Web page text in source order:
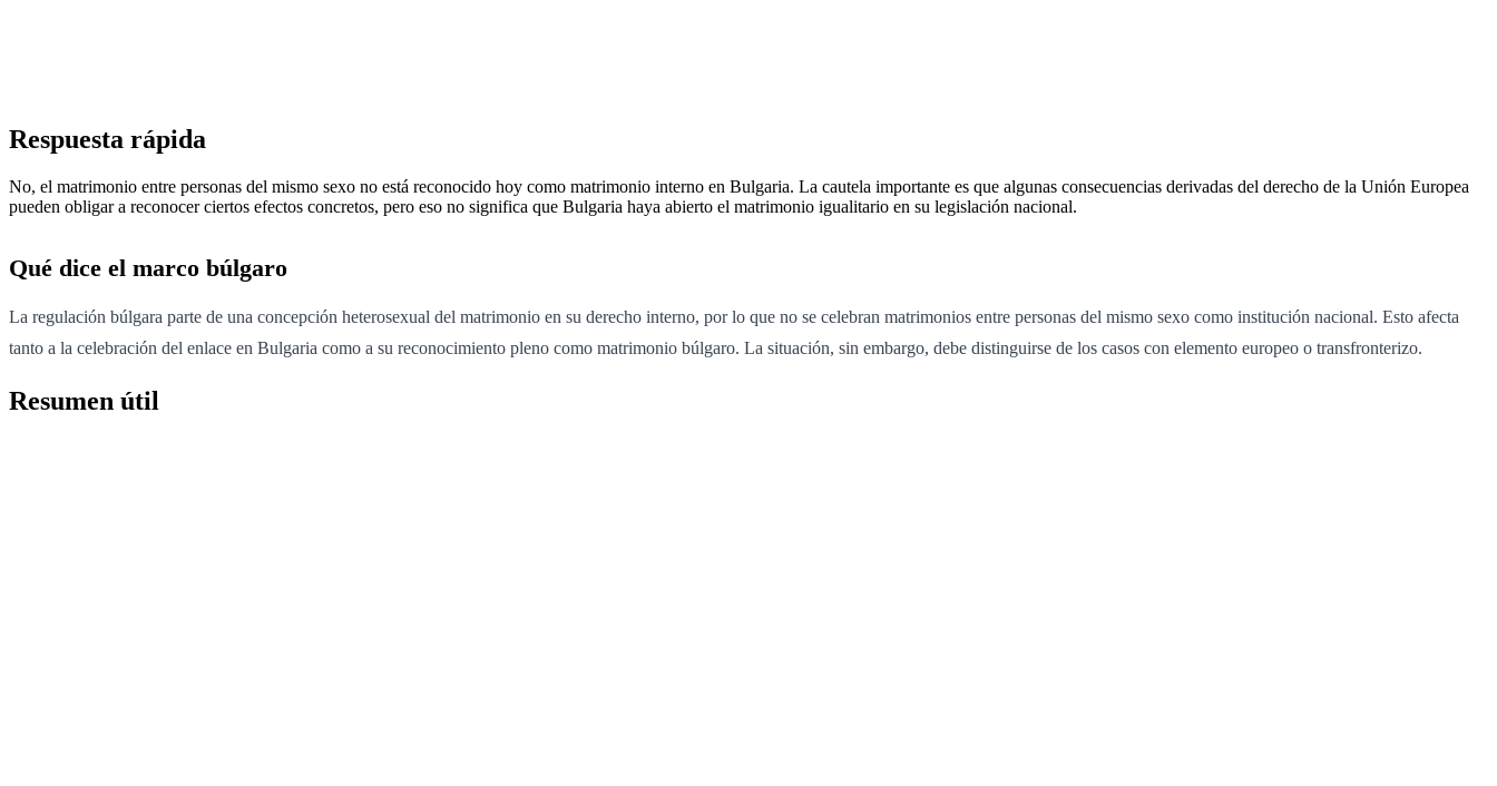
Respuesta rápida
No, el matrimonio entre personas del mismo sexo no está reconocido hoy como matrimonio interno en Bulgaria. La cautela importante es que algunas consecuencias derivadas del derecho de la Unión Europea
pueden obligar a reconocer ciertos efectos concretos, pero eso no significa que Bulgaria haya abierto el matrimonio igualitario en su legislación nacional.
Qué dice el marco búlgaro
La regulación búlgara parte de una concepción heterosexual del matrimonio en su derecho interno, por lo que no se celebran matrimonios entre personas del mismo sexo como institución nacional. Esto afecta
tanto a la celebración del enlace en Bulgaria como a su reconocimiento pleno como matrimonio búlgaro. La situación, sin embargo, debe distinguirse de los casos con elemento europeo o transfronterizo.
Resumen útil